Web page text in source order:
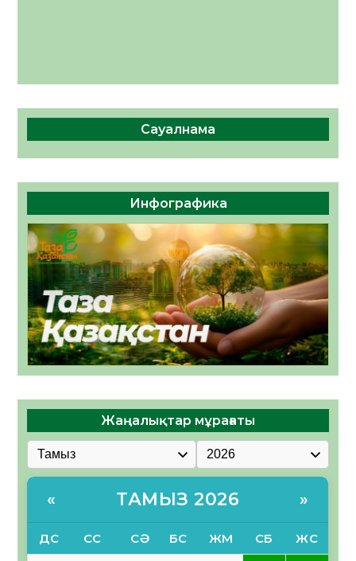
Сауалнама
Инфографика
Жаңалықтар мұрағаты
« ТАМЫЗ 2026 »
ДС СС СӘ БС ЖМ СБ ЖС